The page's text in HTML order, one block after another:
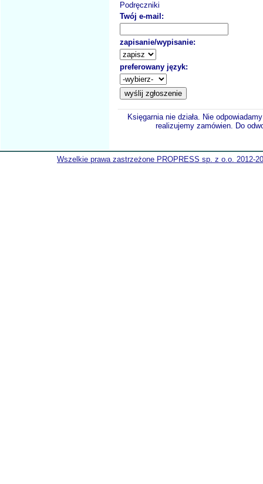
Podręczniki
Twój e-mail:
zapisanie/wypisanie:
preferowany język:
Księgarnia nie działa. Nie
realizujemy zamówien. Do
Wszelkie prawa zastrzeżone PROPRESS sp. z o.o. 2012-